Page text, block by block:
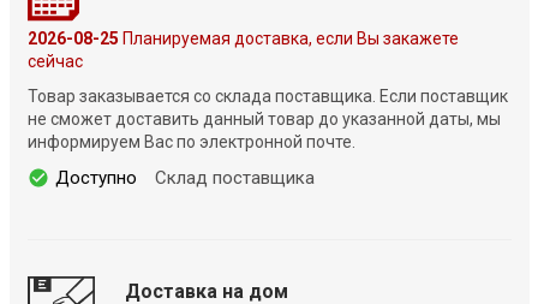
2026-08-25 Планируемая доставка, если Вы закажете
сейчас
Товар заказывается со склада поставщика. Если поставщик
не сможет доставить данный товар до указанной даты, мы
информируем Вас по электронной почте.
Доступно Склад поставщика
Доставка на дом